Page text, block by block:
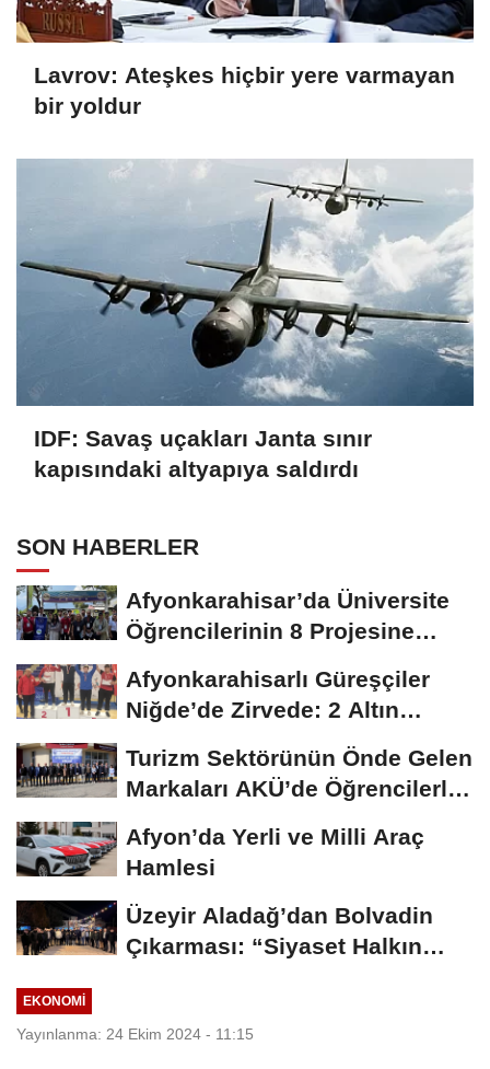
Lavrov: Ateşkes hiçbir yere varmayan
bir yoldur
IDF: Savaş uçakları Janta sınır
kapısındaki altyapıya saldırdı
SON HABERLER
Afyonkarahisar’da Üniversite
Öğrencilerinin 8 Projesine
Afyonkarahisarlı Güreşçiler
Niğde’de Zirvede: 2 Altın
Turizm Sektörünün Önde Gelen
Markaları AKÜ’de Öğrencilerle
Afyon’da Yerli ve Milli Araç
Hamlesi
Üzeyir Aladağ’dan Bolvadin
Çıkarması: “Siyaset Halkın
EKONOMI
Yayınlanma: 24 Ekim 2024 - 11:15